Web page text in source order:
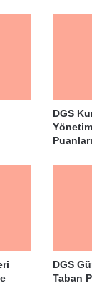
DGS
DGS
Taban